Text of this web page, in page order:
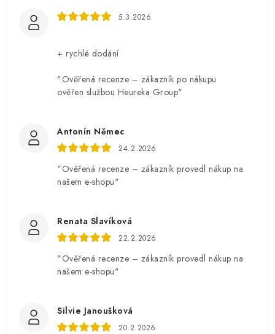
5.3.2026
+ rychlé dodání
"Ověřená recenze – zákazník po nákupu
ověřen službou Heureka Group"
Antonín Němec
24.2.2026
"Ověřená recenze – zákazník provedl nákup na
našem e-shopu"
Renata Slavíková
22.2.2026
"Ověřená recenze – zákazník provedl nákup na
našem e-shopu"
Silvie Janoušková
20.2.2026